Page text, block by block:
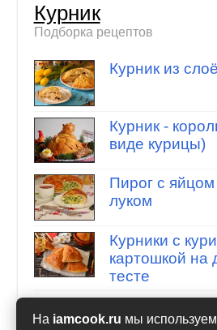
На iamcook.ru мы используем
Курник
Подборка рецептов
Курник из
Курник -
виде курицы)
Пирог с
луком
Курники с
картошкой на
тесте